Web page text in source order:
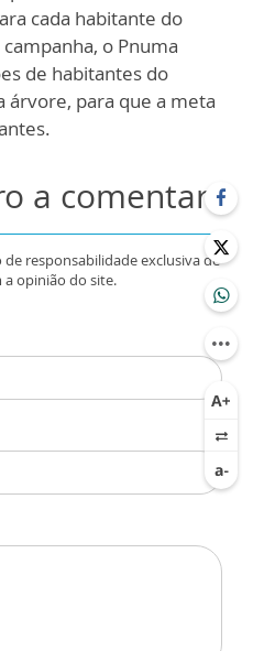
cada habitante do
o Pnuma
de habitantes do
árvore, para que a meta
a comentar
responsabilidade exclusiva de
a opinião do site.